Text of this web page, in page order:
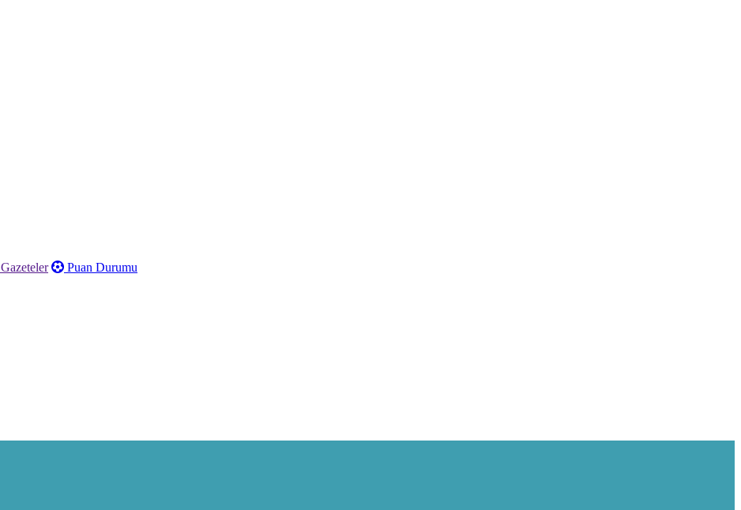
Gazeteler
Puan Durumu